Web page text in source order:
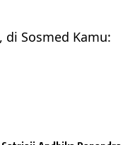
di Sosmed Kamu: